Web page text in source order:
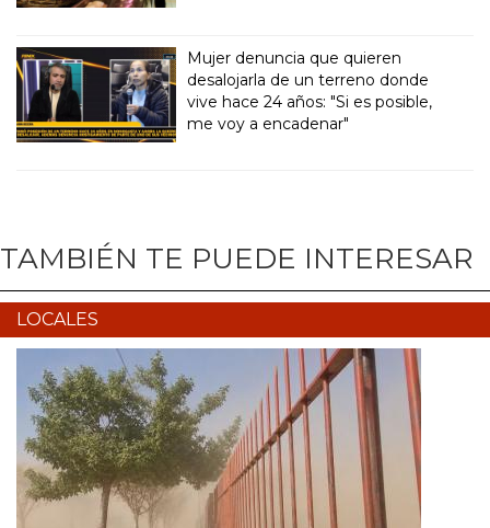
Mujer denuncia que quieren
desalojarla de un terreno donde
vive hace 24 años: "Si es posible,
me voy a encadenar"
TAMBIÉN TE PUEDE INTERESAR
LOCALES